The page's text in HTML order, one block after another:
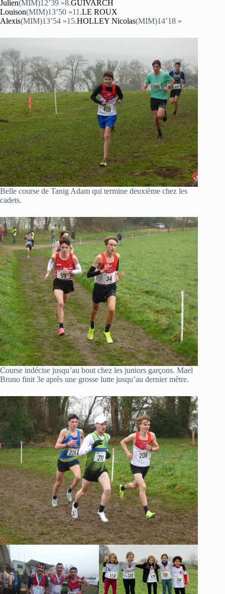
Julien(MIM)12’39 »8.GUIVARCH
Louison(MIM)13’50 »11.LE ROUX
Alexis(MIM)13’54 »15.HOLLEY Nicolas(MIM)14’18 »
Belle course de Tanig Adam qui termine deuxième chez les
cadets.
Course indécise jusqu’au bout chez les juniors garçons. Mael
Bruno finit 3e après une grosse lutte jusqu’au dernier mètre.